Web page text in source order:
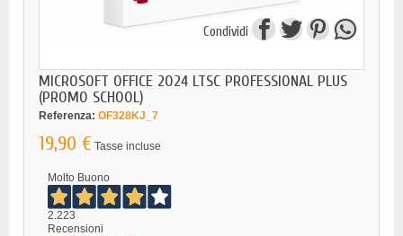
Condividi
MICROSOFT OFFICE 2024 LTSC PROFESSIONAL PLUS
(PROMO SCHOOL)
Referenza: OF328KJ_7
19,90 € Tasse incluse
Molto Buono
2.223
Recensioni